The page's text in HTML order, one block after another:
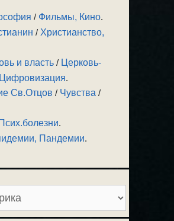
/ Фильмы, Кино.
/ Христианство,
и власть / Церковь-
Цифровизация.
Св.Отцов / Чувства /
.
Пандемии.